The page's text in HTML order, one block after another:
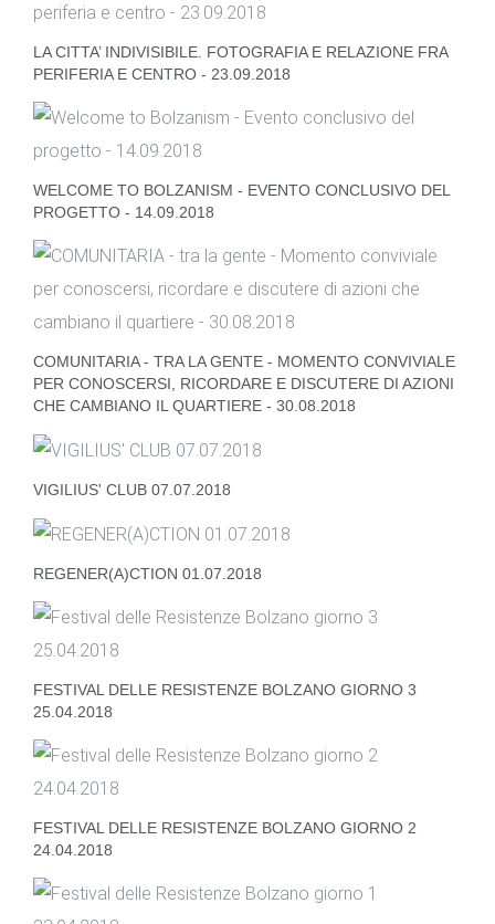
LA CITTA’ INDIVISIBILE. FOTOGRAFIA E RELAZIONE FRA
PERIFERIA E CENTRO - 23.09.2018
WELCOME TO BOLZANISM - EVENTO CONCLUSIVO DEL
PROGETTO - 14.09.2018
COMUNITARIA - TRA LA GENTE - MOMENTO CONVIVIALE
PER CONOSCERSI, RICORDARE E DISCUTERE DI AZIONI
CHE CAMBIANO IL QUARTIERE - 30.08.2018
VIGILIUS' CLUB 07.07.2018
REGENER(A)CTION 01.07.2018
FESTIVAL DELLE RESISTENZE BOLZANO GIORNO 3
25.04.2018
FESTIVAL DELLE RESISTENZE BOLZANO GIORNO 2
24.04.2018